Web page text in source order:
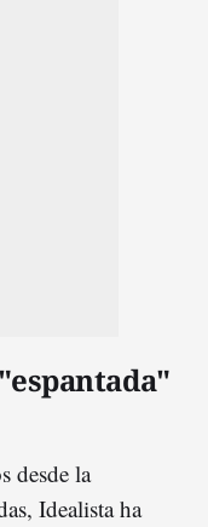
desde la
Idealista ha